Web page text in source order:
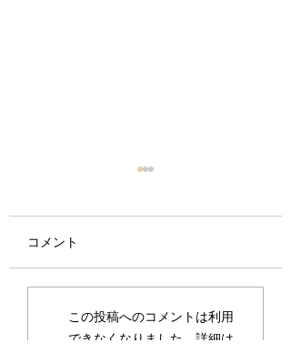
現在、老化を逆転させると
いうテーマが大流行してい
ます。実際、リバース・エ
イジングは、健康を維持す
る方法のもう 1 つの方法に
コメント
この投稿へのコメントは利用
できなくなりました。詳細は